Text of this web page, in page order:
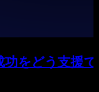
をどう支援